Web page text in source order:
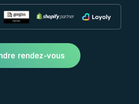
rendez-vous